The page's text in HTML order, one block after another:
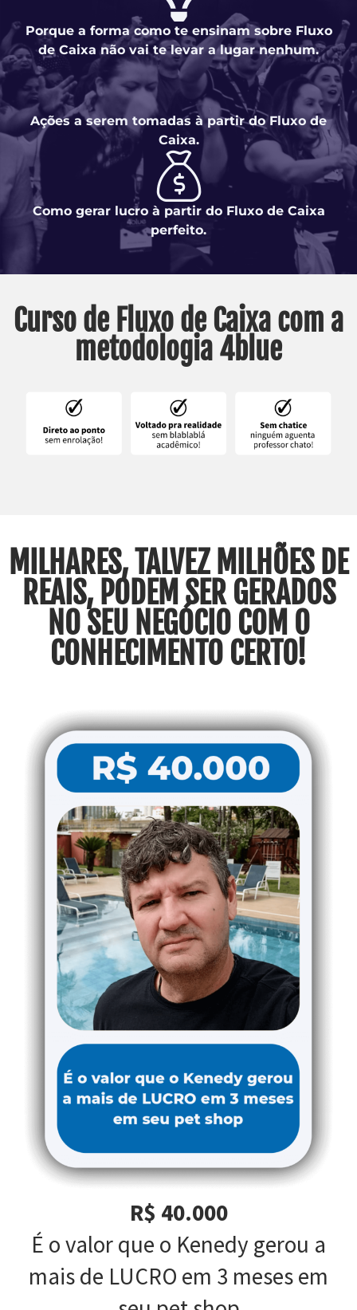
Porque a forma como te ensinam sobre Fluxo
de Caixa não vai te levar a lugar nenhum.
Ações a serem tomadas à partir do Fluxo de
Caixa.
Como gerar lucro à partir do Fluxo de Caixa
perfeito.
Curso de Fluxo de Caixa com a
metodologia 4blue
MILHARES, TALVEZ MILHÕES DE
REAIS, PODEM SER GERADOS
NO SEU NEGÓCIO COM O
CONHECIMENTO CERTO!
R$ 40.000
É o valor que o Kenedy gerou a
mais de LUCRO em 3 meses em